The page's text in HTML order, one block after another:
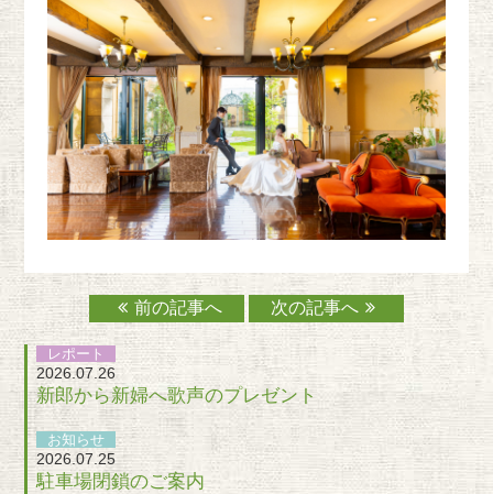
前の記事へ 次の記事へ
レポート
2026.07.26
新郎から新婦へ歌声のプレゼント
お知らせ
2026.07.25
駐車場閉鎖のご案内